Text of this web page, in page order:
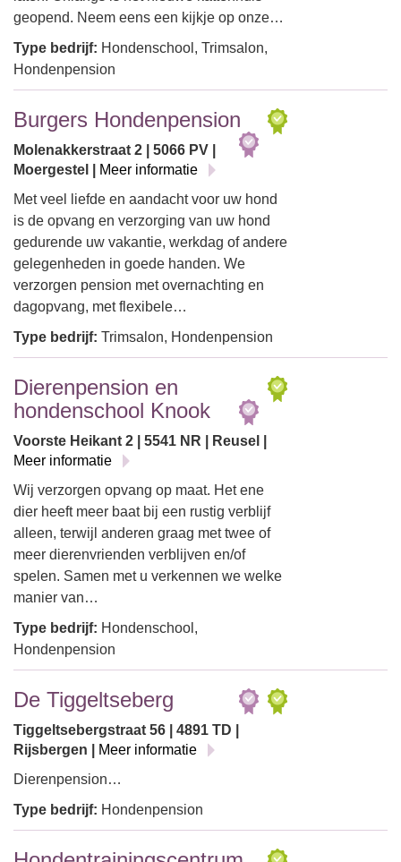
geopend. Neem eens een kijkje op onze…
Type bedrijf: Hondenschool, Trimsalon,
Hondenpension
Burgers Hondenpension
Molenakkerstraat 2 | 5066 PV |
Moergestel |
Meer informatie
Met veel liefde en aandacht voor uw hond
is de opvang en verzorging van uw hond
gedurende uw vakantie, werkdag of andere
gelegenheden in goede handen. We
verzorgen pension met overnachting en
dagopvang, met flexibele…
Type bedrijf: Trimsalon, Hondenpension
Dierenpension en
hondenschool Knook
Voorste Heikant 2 | 5541 NR | Reusel |
Meer informatie
Wij verzorgen opvang op maat. Het ene
dier heeft meer baat bij een rustig verblijf
alleen, terwijl anderen graag met twee of
meer dierenvrienden verblijven en/of
spelen. Samen met u verkennen we welke
manier van…
Type bedrijf: Hondenschool,
Hondenpension
De Tiggeltseberg
Tiggeltsebergstraat 56 | 4891 TD |
Rijsbergen |
Meer informatie
Dierenpension…
Type bedrijf: Hondenpension